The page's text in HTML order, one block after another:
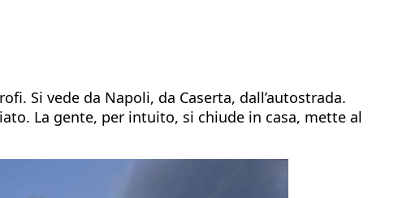
Si vede da Napoli, da Caserta, dall’autostrada.
La gente, per intuito, si chiude in casa, mette al